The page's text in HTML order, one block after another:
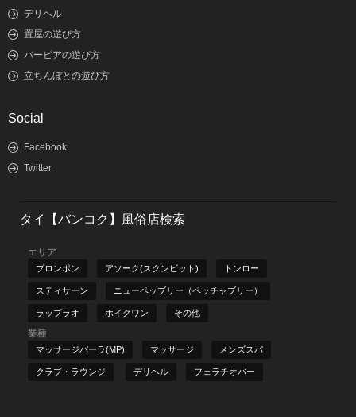
デリヘル
置屋の遊び方
バービアの遊び方
立ちんぼとの遊び方
Social
Facebook
Twitter
タイ【バンコク】風俗店検索
エリア
プロンポン アソーク(スクンビット) トンロー
スティサーン ニューペッブリー（ペッチャブリー）
ラップラオ ホイクワン その他
業種
マッサージパーラ(MP) マッサージ メンズスパ
クラブ・ラウンジ デリヘル フェラチオバー